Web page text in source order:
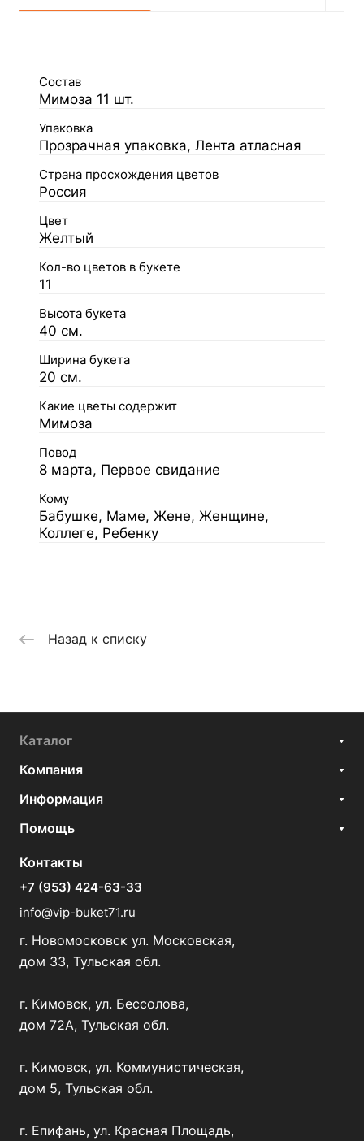
Состав
Мимоза 11 шт.
Упаковка
Прозрачная упаковка, Лента атласная
Страна просхождения цветов
Россия
Цвет
Желтый
Кол-во цветов в букете
11
Высота букета
40 см.
Ширина букета
20 см.
Какие цветы содержит
Мимоза
Повод
8 марта, Первое свидание
Кому
Бабушке, Маме, Жене, Женщине,
Коллеге, Ребенку
Назад к списку
Каталог
Компания
Информация
Помощь
Контакты
+7 (953) 424-63-33
info@vip-buket71.ru
г. Новомосковск ул. Московская,
дом 33, Тульская обл.
г. Кимовск, ул. Бессолова,
дом 72А, Тульская обл.
г. Кимовск, ул. Коммунистическая,
дом 5, Тульская обл.
г. Епифань, ул. Красная Площадь,